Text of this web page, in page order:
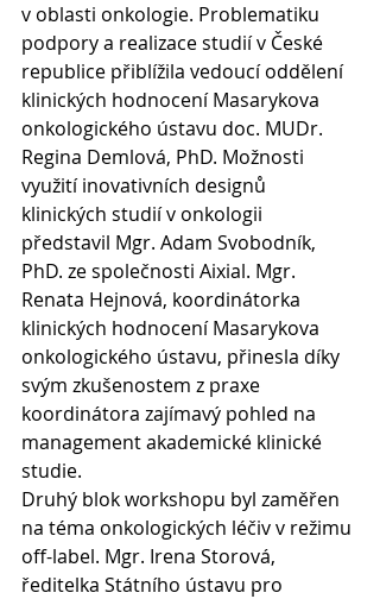
v oblasti onkologie. Problematiku
podpory a realizace studií v České
republice přiblížila vedoucí oddělení
klinických hodnocení Masarykova
onkologického ústavu doc. MUDr.
Regina Demlová, PhD. Možnosti
využití inovativních designů
klinických studií v onkologii
představil Mgr. Adam Svobodník,
PhD. ze společnosti Aixial. Mgr.
Renata Hejnová, koordinátorka
klinických hodnocení Masarykova
onkologického ústavu, přinesla díky
svým zkušenostem z praxe
koordinátora zajímavý pohled na
management akademické klinické
studie.
Druhý blok workshopu byl zaměřen
na téma onkologických léčiv v režimu
off-label. Mgr. Irena Storová,
ředitelka Státního ústavu pro